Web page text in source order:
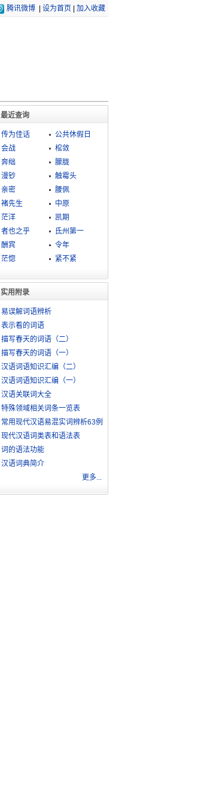
腾讯微博 设为首页 加入收藏
最近查询
传为佳话
公共休假日
会战
棺敛
奔绌
朦胧
漫钞
触霉头
亲密
腰佩
褚先生
中原
茫洋
凯期
者也之乎
氐州第一
酬宾
令年
茫惚
紧不紧
实用附录
易误解词语辨析
表示看的词语
描写春天的词语（二）
描写春天的词语（一）
汉语词语知识汇编（二）
汉语词语知识汇编（一）
汉语关联词大全
特殊领域相关词条一览表
常用现代汉语易混实词辨析63例
现代汉语词类表和语法表
词的语法功能
汉语词典简介
更多...